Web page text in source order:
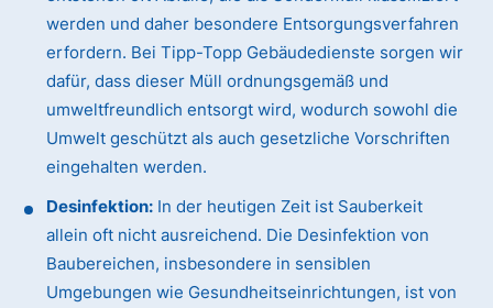
werden und daher besondere Entsorgungsverfahren
erfordern. Bei Tipp-Topp Gebäudedienste sorgen wir
dafür, dass dieser Müll ordnungsgemäß und
umweltfreundlich entsorgt wird, wodurch sowohl die
Umwelt geschützt als auch gesetzliche Vorschriften
eingehalten werden.
Desinfektion: In der heutigen Zeit ist Sauberkeit
allein oft nicht ausreichend. Die Desinfektion von
Baubereichen, insbesondere in sensiblen
Umgebungen wie Gesundheitseinrichtungen, ist von